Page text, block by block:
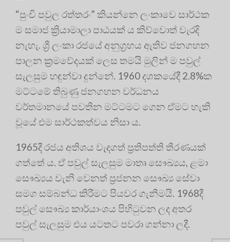
“පුංචි පවුල රත්තරං” කියන්නෙ ලංකාවෙ සාර්ථක
ම සමාජ ක්‍රියාමාලා පාඨයක් ය කිව්වොත් වැරදි
නැහැ. ශ්‍රී ලංකා රජයේ අනුග්‍ර‍හය ඇතිව ජනගහන
පාලන ක්‍ර‍මවේදයක් ලෙස තමයි මුලින් ම පවුල්
සැලසුම හඳුන්වා දුන්නේ. 1960 දශකයේදී 2.8%ක
මට්ටමේ තිබුණු ජනගහන වර්ධනය
වර්තමානයේ පවතින මට්ටමට ගෙන ඒමට හැකි
වූයේ එම සාර්ථකත්වය නිසා ය.
1965දී රජය අතිශය වැදගත් ප්‍ර‍තිපත්ති තීරණයක්
ගත්තේ ය. ඒ පවුල් සැලසුම මාතෘ සෞඛ්‍යය, ළමා
සෞඛ්‍යය වැනි වෙනත් ප්‍ර‍ජනන සෞඛ්‍ය සේවා
සමග සම්බන්ධ කිරීමට පියවර ගැනීමයි. 1968දී
පවුල් සෞඛ්‍ය කාර්යාංශය පිහිටුවන ලද අතර
පවුල් සැලසුම එය යටතට පවරා ගන්නා ලදී.